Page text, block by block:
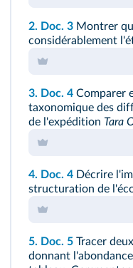
2. Doc. 3 Montrer
considérablement
3. Doc. 4 Comparer
taxonomique des
de l'expédition Tara
4. Doc. 4 Décrire
structuration de
5. Doc. 5 Tracer
donnant